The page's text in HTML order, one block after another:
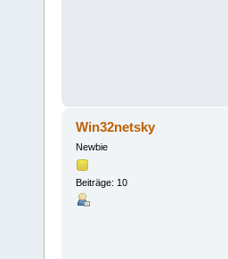
Win32netsky
Newbie
Beiträge: 10